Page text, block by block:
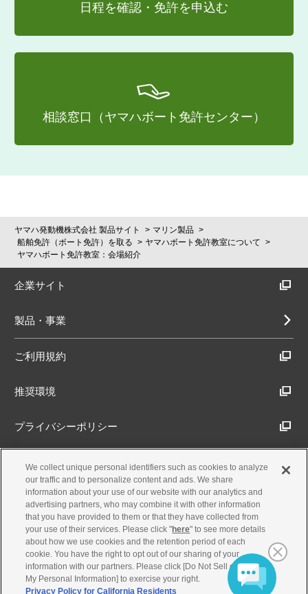
日程を確認・免許を申込む
相談窓口（ヤマハボート免許センター）
ヤマハ発動機株式会社 製品サイト
マリン製品
船舶免許（ボート免許）を取る
ヤマハボート免許教室について
ヤマハボート免許教室：会場紹介
企業サイト
製品・事業
ご利用規約
推奨環境
プライバシーポリシー
Cookieポリシー
アクセシビリティ方針
古物営業法に基づく表示
製品・事業のお問合せ
We collect unique personal identifiers such as cookies to analyze
our traffic and to personalize content and ads. We share
information about your use of our website with our analytics and
advertising partners, who may combine it with other information
that you have provided to them or that they have collected from
your use of their services. Please click "here" to see more details
about how we use cookies and the retention period of each
cookie. You have the right to opt out of our sharing of your
information with our partners. Please click [Do Not Sell or Share
My Personal Information] to exercise your right.
Privacy Policy for California Residents